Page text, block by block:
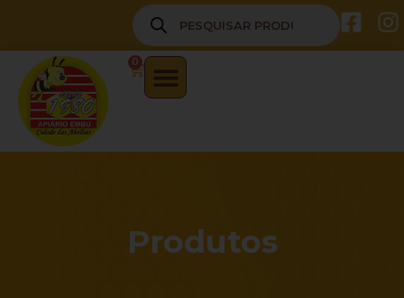
0
Produtos